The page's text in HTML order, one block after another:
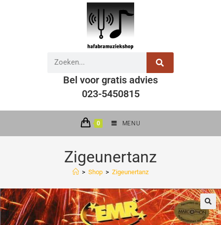
Bel voor gratis advies
023-5450815
0 MENU
Zigeunertanz
> Shop > Zigeunertanz
🔍